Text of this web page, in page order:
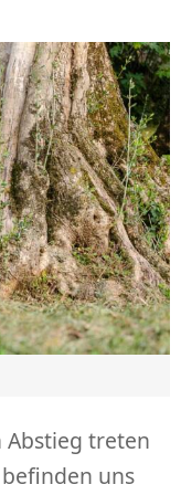
Abstieg treten
uns